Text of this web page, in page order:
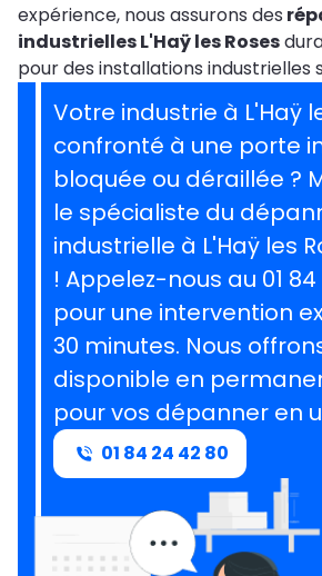
expérience, nous assurons des
industrielles L'Haÿ les Roses
pour des installations industrielles
Votre industrie à L'Haÿ
confronté à une porte
bloquée ou déraillée ?
le spécialiste du
industrielle à L'Haÿ les
! Appelez-nous au 01
pour une intervention
30 minutes. Nous
disponible en
pour vos dépanner en
01 84 24 42 80